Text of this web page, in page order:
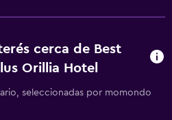
cerca de Best
Orillia Hotel
seleccionadas por momondo